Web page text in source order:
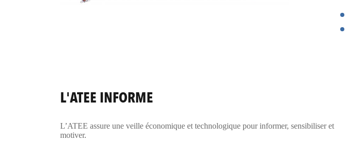
L'ATEE INFORME
L’ATEE assure une veille économique et technologique pour informer, sensibiliser et
motiver.